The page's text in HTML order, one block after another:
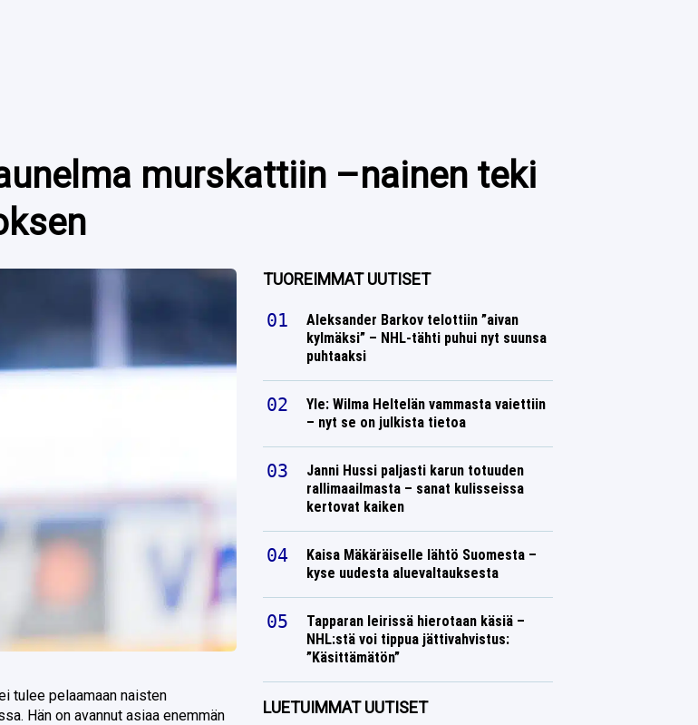
murskattiin –nainen teki
tulee pelaamaan naisten
Hän on avannut asiaa enemmän
TUOREIMMAT UUTISET
Aleksander Barkov telottiin ”aivan
kylmäksi” – NHL-tähti puhui nyt suunsa
puhtaaksi
Yle: Wilma Heltelän vammasta vaiettiin
– nyt se on julkista tietoa
Janni Hussi paljasti karun totuuden
rallimaailmasta – sanat kulisseissa
kertovat kaiken
Kaisa Mäkäräiselle lähtö Suomesta –
kyse uudesta aluevaltauksesta
Tapparan leirissä hierotaan käsiä –
NHL:stä voi tippua jättivahvistus:
”Käsittämätön”
LUETUIMMAT UUTISET